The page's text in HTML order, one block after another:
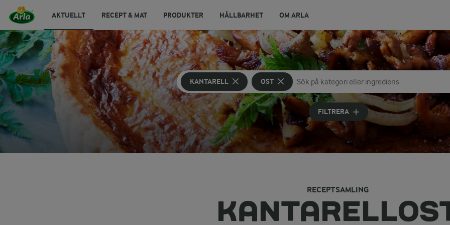
AKTUELLT RECEPT & MAT PRODUKTER HÅLLBARHET OM ARLA
KANTARELL OST
Sök på kategori eller ingrediens
Skriv in sökord för att få förslag
FILTRERA
RECEPTSAMLING